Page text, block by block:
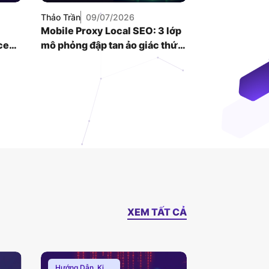
Thảo Trần 09/07/2026
Mobile Proxy Local SEO: 3 lớp
mô phỏng đập tan ảo giác thứ
XEM TẤT CẢ